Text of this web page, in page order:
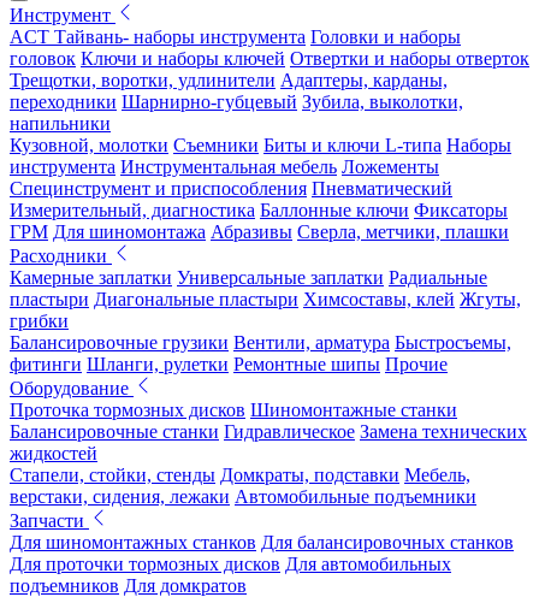
Инструмент
ACT Тайвань- наборы инструмента Головки и наборы
головок Ключи и наборы ключей Отвертки и наборы отверток
Трещотки, воротки, удлинители Адаптеры, карданы,
переходники Шарнирно-губцевый Зубила, выколотки,
напильники
Кузовной, молотки Съемники Биты и ключи L-типа Наборы
инструмента Инструментальная мебель Ложементы
Специнструмент и приспособления Пневматический
Измерительный, диагностика Баллонные ключи Фиксаторы
ГРМ Для шиномонтажа Абразивы Сверла, метчики, плашки
Расходники
Камерные заплатки Универсальные заплатки Радиальные
пластыри Диагональные пластыри Химсоставы, клей Жгуты,
грибки
Балансировочные грузики Вентили, арматура Быстросъемы,
фитинги Шланги, рулетки Ремонтные шипы Прочие
Оборудование
Проточка тормозных дисков Шиномонтажные станки
Балансировочные станки Гидравлическое Замена технических
жидкостей
Стапели, стойки, стенды Домкраты, подставки Мебель,
верстаки, сидения, лежаки Автомобильные подъемники
Запчасти
Для шиномонтажных станков Для балансировочных станков
Для проточки тормозных дисков Для автомобильных
подъемников Для домкратов